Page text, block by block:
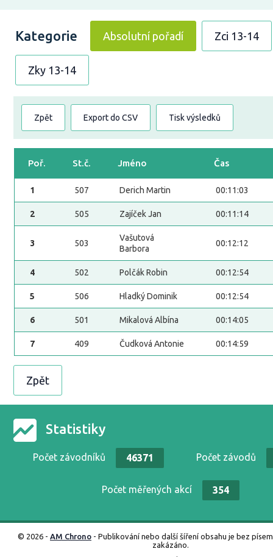
Kategorie Absolutní pořadí Zci 13-14
Zky 13-14
Zpět Export do CSV Tisk výsledků
Poř. St.č. Jméno Čas
1 507 Derich Martin 00:11:03
2 505 Zajíček Jan 00:11:14
3 503
Vašutová
Barbora
00:12:12
4 502 Polčák Robin 00:12:54
5 506 Hladký Dominik 00:12:54
6 501 Mikalová Albína 00:14:05
7 409 Čudková Antonie 00:14:59
Zpět
Statistiky
Počet závodníků 46371 Počet závodů
Počet měřených akcí 354
© 2026 - AM Chrono - Publikování nebo další šíření obsahu je bez
zakázáno.